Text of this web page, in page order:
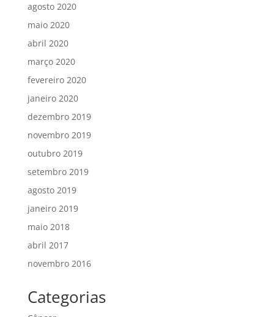
agosto 2020
maio 2020
abril 2020
março 2020
fevereiro 2020
janeiro 2020
dezembro 2019
novembro 2019
outubro 2019
setembro 2019
agosto 2019
janeiro 2019
maio 2018
abril 2017
novembro 2016
Categorias